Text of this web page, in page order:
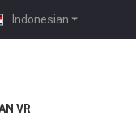
Indonesian
VR